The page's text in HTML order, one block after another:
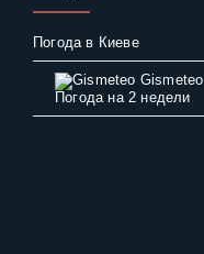
Погода в Киеве
Gismeteo
Погода на 2 недели